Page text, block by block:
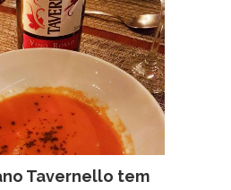
Tavernello tem